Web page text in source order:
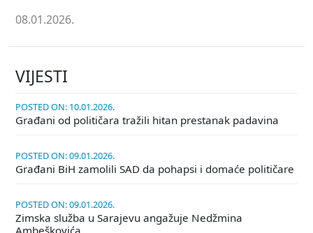
08.01.2026.
VIJESTI
POSTED ON: 10.01.2026.
Građani od političara tražili hitan prestanak padavina
POSTED ON: 09.01.2026.
Građani BiH zamolili SAD da pohapsi i domaće političare
POSTED ON: 09.01.2026.
Zimska služba u Sarajevu angažuje Nedžmina
Ambeškovića